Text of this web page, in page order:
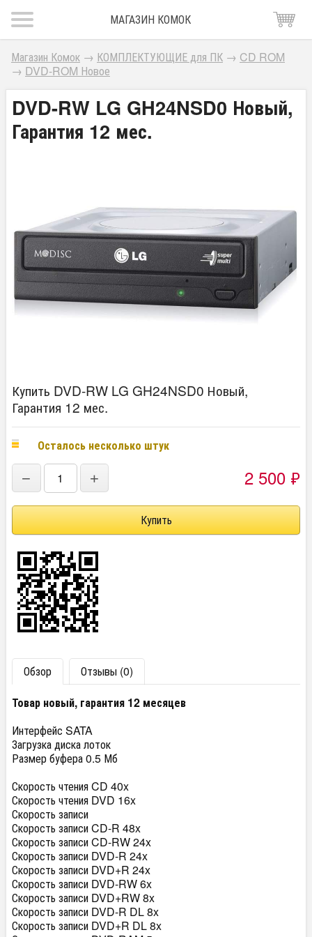
МАГАЗИН КОМОК
Магазин Комок → КОМПЛЕКТУЮЩИЕ для ПК → CD ROM
→ DVD-ROM Новое
DVD-RW LG GH24NSD0 Новый,
Гарантия 12 мес.
Купить DVD-RW LG GH24NSD0 Новый,
Гарантия 12 мес.
Осталось несколько штук
− + 2 500 ₽
Обзор
Отзывы (0)
Товар новый, гарантия 12 месяцев
Интерфейс SATA
Загрузка диска лоток
Размер буфера 0.5 Мб
Скорость чтения CD 40x
Скорость чтения DVD 16x
Скорость записи
Скорость записи CD-R 48x
Скорость записи CD-RW 24x
Скорость записи DVD-R 24x
Скорость записи DVD+R 24x
Скорость записи DVD-RW 6x
Скорость записи DVD+RW 8x
Скорость записи DVD-R DL 8x
Скорость записи DVD+R DL 8x